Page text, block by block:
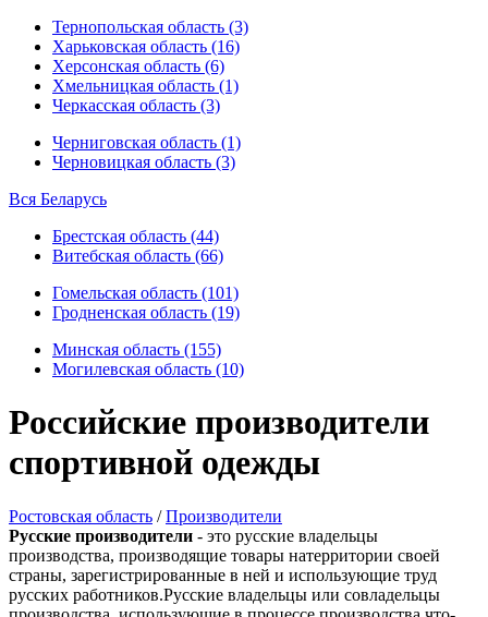
Тернопольская область (3)
Харьковская область (16)
Херсонская область (6)
Хмельницкая область (1)
Черкасская область (3)
Черниговская область (1)
Черновицкая область (3)
Вся Беларусь
Брестская область (44)
Витебская область (66)
Гомельская область (101)
Гродненская область (19)
Минская область (155)
Могилевская область (10)
Российские производители
спортивной одежды
Ростовская область /Производители
Русские производители - это русские владельцы
производства, производящие товары натерритории своей
страны, зарегистрированные в ней и использующие труд
русских работников.Русские владельцы или совладельцы